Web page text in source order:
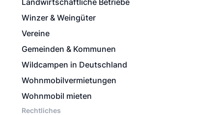
Landwirtschaftliche Betriebe
Winzer & Weingüter
Vereine
Gemeinden & Kommunen
Wildcampen in Deutschland
Wohnmobilvermietungen
Wohnmobil mieten
Rechtliches